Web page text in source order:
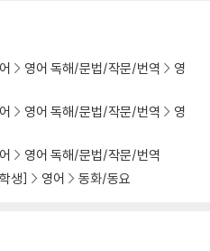
영어 독해/문법/작문/번역
영
영어 독해/문법/작문/번역
영
영어 독해/문법/작문/번역
생] 영어 동화/동요